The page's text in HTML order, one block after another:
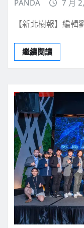
PANDA 7 月
【新北樹報】編
繼續閱讀